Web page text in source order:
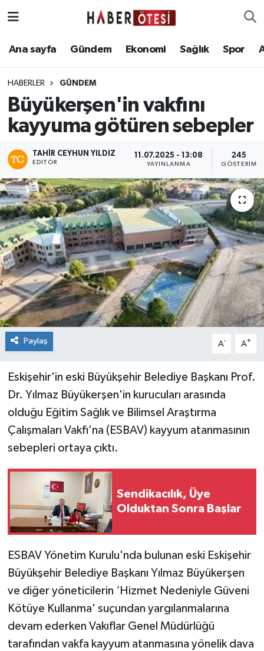
Ana sayfa Gündem Ekonomi Sağlık Spor
HABERLER GÜNDEM
Büyükerşen'in vakfını
kayyuma götüren sebepler
TAHIR CEYHUN YILDIZ
EDITÖR
11.07.2025 - 13:08
YAYINLANMA
245
GÖSTERIM
Paylaş A- A+
Eskişehir'in eski Büyükşehir Belediye Başkanı Prof.
Dr. Yılmaz Büyükerşen'in kurucuları arasında
olduğu Eğitim Sağlık ve Bilimsel Araştırma
Çalışmaları Vakfı'na (ESBAV) kayyum atanmasının
sebepleri ortaya çıktı.
Sendikacılık, Üye
Olduktan Sonra Başlar
ESBAV Yönetim Kurulu'nda bulunan eski Eskişehir
Büyükşehir Belediye Başkanı Yılmaz Büyükerşen
ve diğer yöneticilerin ‘Hizmet Nedeniyle Güveni
Kötüye Kullanma' suçundan yargılanmalarına
devam ederken Vakıflar Genel Müdürlüğü
tarafından vakfa kayyum atanmasına yönelik dava
Ana sayfa
Ekonomi
Sağlık
Spor
Asayiş
Teknoloji
Eskişehir Nöbetçi Eczaneler
Eskişehir Namaz Vakitleri
Eskişehir Trafik Yoğunluk Haritası
Süper Lig Puan Durumu ve Fikstür
Tüm Manşetler
Son Dakika Haberleri
Haber Arşivi